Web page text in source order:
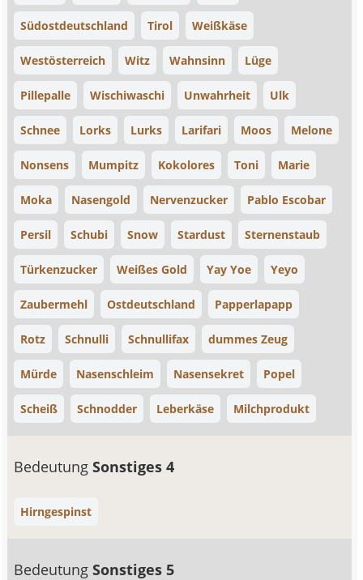
Südostdeutschland Tirol Weißkäse
Westösterreich Witz Wahnsinn Lüge
Pillepalle Wischiwaschi Unwahrheit Ulk
Schnee Lorks Lurks Larifari Moos Melone
Nonsens Mumpitz Kokolores Toni Marie
Moka Nasengold Nervenzucker Pablo Escobar
Persil Schubi Snow Stardust Sternenstaub
Türkenzucker Weißes Gold Yay Yoe Yeyo
Zaubermehl Ostdeutschland Papperlapapp
Rotz Schnulli Schnullifax dummes Zeug
Mürde Nasenschleim Nasensekret Popel
Scheiß Schnodder Leberkäse Milchprodukt
BedeutungSonstiges 4
Hirngespinst
BedeutungSonstiges 5